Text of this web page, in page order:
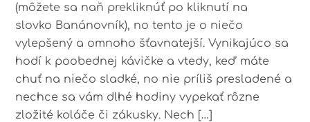
(môžete sa naň prekliknúť po kliknutí na
slovko Banánovník), no tento je o niečo
vylepšený a omnoho šťavnatejší. Vynikajúco sa
hodí k poobednej kávičke a vtedy, keď máte
chuť na niečo sladké, no nie príliš presladené a
nechce sa vám dlhé hodiny vypekať rôzne
zložité koláče či zákusky. Nech […]